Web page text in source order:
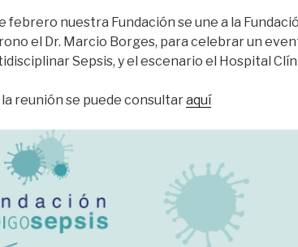
febrero nuestra Fundación se une a la
el Dr. Marcio Borges, para celebrar un
Sepsis, y el escenario el Hospital
la reunión se puede consultaraquí